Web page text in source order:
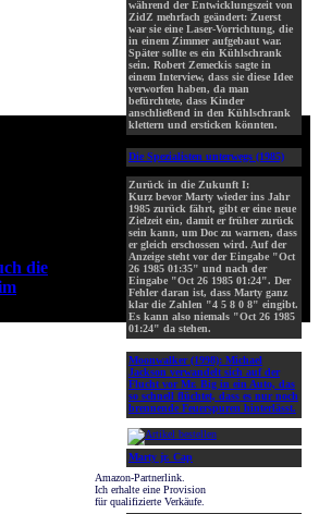
während der Entwicklungszeit von
ZidZ mehrfach geändert: Zuerst
war sie eine Laser-Vorrichtung, die
in einem Zimmer aufgebaut war.
Später sollte es ein Kühlschrank
sein. Robert Zemeckis sagte in
einem Interview, dass sie diese Idee
verworfen haben, da man
befürchtete, dass Kinder
anschließend in den Kühlschrank
klettern und ersticken könnten.
Die Spezialisten unterwegs (1985)
Zurück in die Zukunft I:
Kurz bevor Marty wieder ins Jahr
1985 zurück fährt, gibt er eine neue
Zielzeit ein, damit er früher zurück
sein kann, um Doc zu warnen, dass
er gleich erschossen wird. Auf der
Anzeige steht vor der Eingabe "Oct
26 1985 01:35" und nach der
Eingabe "Oct 26 1985 01:24". Der
Fehler daran ist, dass Marty ganz
klar die Zahlen "4 5 8 0 8" eingibt.
Es kann also niemals "Oct 26 1985
01:24" da stehen.
Moonwalker (1998): Michael
Jackson verwandelt sich auf der
Flucht vor Mr. Big in ein Auto, das
so schnell flüchtet, dass es nur noch
brennende Feuerspuren hinterlässt.
Marty jr. Cap
Amazon-Partnerlink.
Ich erhalte eine Provision
für qualifizierte Verkäufe.
die